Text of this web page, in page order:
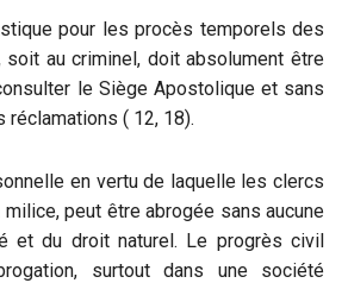
pour les procès temporels des
au criminel, doit absolument être
le Siège Apostolique et sans
( 12, 18).
en vertu de laquelle les clercs
peut être abrogée sans aucune
et du droit naturel. Le progrès civil
surtout dans une société